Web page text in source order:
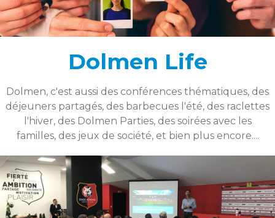
Dolmen Life
Dolmen, c'est aussi des conférences thématiques, des
déjeuners partagés, des barbecues l'été, des raclettes
l'hiver, des Dolmen Parties, des soirées avec les
familles, des jeux de société, et bien plus encore....